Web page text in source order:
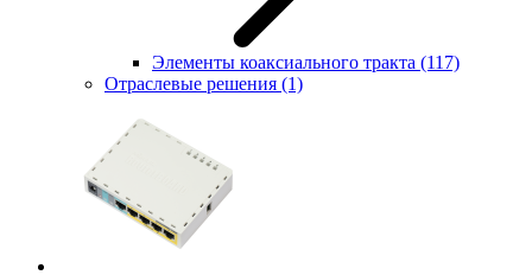
Элементы коаксиального тракта (117)
Отраслевые решения (1)